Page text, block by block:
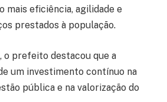
mais eficiência, agilidade e
prestados à população.
o prefeito destacou que a
um investimento contínuo na
pública e na valorização do